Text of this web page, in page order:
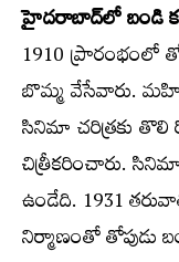
హైదరాబాద్‌లో బండి
1910 ప్రారంభంలో
బొమ్మ వేసేవారు.
సినిమా చరిత్రకు తొలి
చిత్రీకరించారు.
ఉండేది. 1931
నిర్మాణంతో తోపుడు